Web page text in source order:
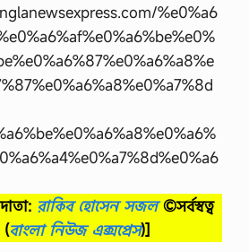
রাকিব হোসেন সজল©সর্বস্বত্ব
(বাংলা নিউজ এক্সপ্রেস)]